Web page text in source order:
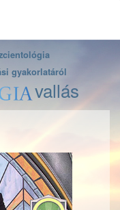
gyakorlatáról
vallás